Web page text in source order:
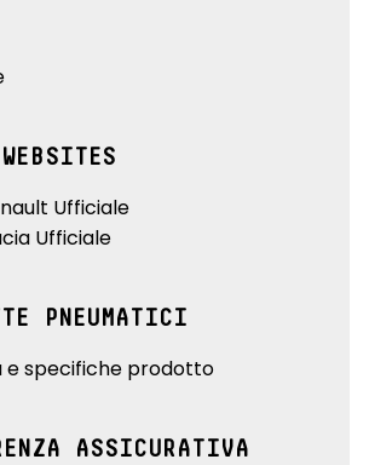
Ufficiale
Ufficiale
PNEUMATICI
e specifiche prodotto
ASSICURATIVA